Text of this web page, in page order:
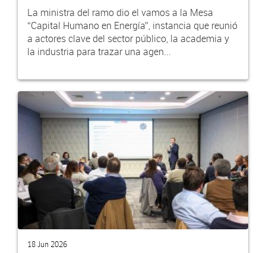
La ministra del ramo dio el vamos a la Mesa
“Capital Humano en Energía”, instancia que reunió
a actores clave del sector público, la academia y
la industria para trazar una agen...
18 Jun 2026